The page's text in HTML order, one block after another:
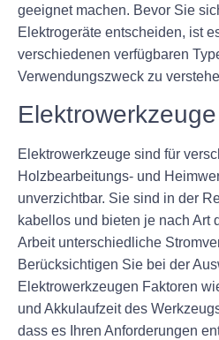
geeignet machen. Bevor Sie
Elektrogeräte entscheiden, ist
verschiedenen verfügbaren
Verwendungszweck zu
Elektrowerkzeuge
Elektrowerkzeuge sind für
Holzbearbeitungs- und
unverzichtbar. Sie sind in der
kabellos und bieten je nach Art
Arbeit unterschiedliche
Berücksichtigen Sie bei der
Elektrowerkzeugen Faktoren
und Akkulaufzeit des
dass es Ihren Anforderungen